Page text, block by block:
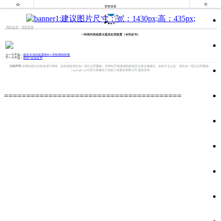

荣誉资质

网站首页 荣誉资质
一种高钙高钠废水蒸发处理装置（专利证书）
上一个产品：南京冷冻结晶系统PLC控制系统软著
下一个产品：南京*企业证书
法律声明 本网站部分内容来源于网络，如有侵权请告知！我们立即删除；本网站严格遵循国家相关法律法规规定，如有不当之处，请告知！我们立即删除。
copyright @石家庄鼎威化工装备工程股份有限公司 版权所有
========================================